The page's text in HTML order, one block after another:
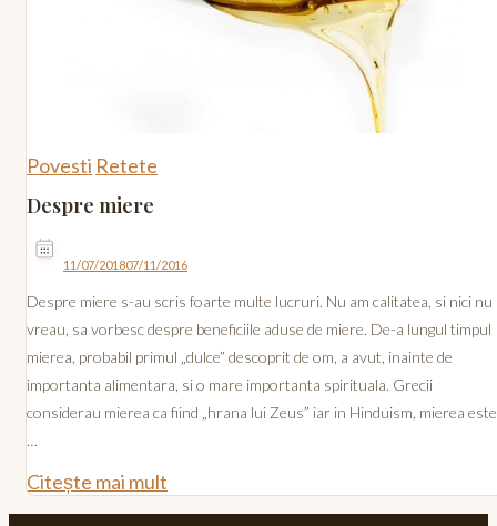
Povesti Retete
Despre miere
11/07/201807/11/2016
Despre miere s-au scris foarte multe lucruri. Nu am calitatea, si nici nu
vreau, sa vorbesc despre beneficiile aduse de miere. De-a lungul timpul
mierea, probabil primul „dulce” descoprit de om, a avut, inainte de
importanta alimentara, si o mare importanta spirituala. Grecii
considerau mierea ca fiind „hrana lui Zeus” iar in Hinduism, mierea este
…
Citește mai mult